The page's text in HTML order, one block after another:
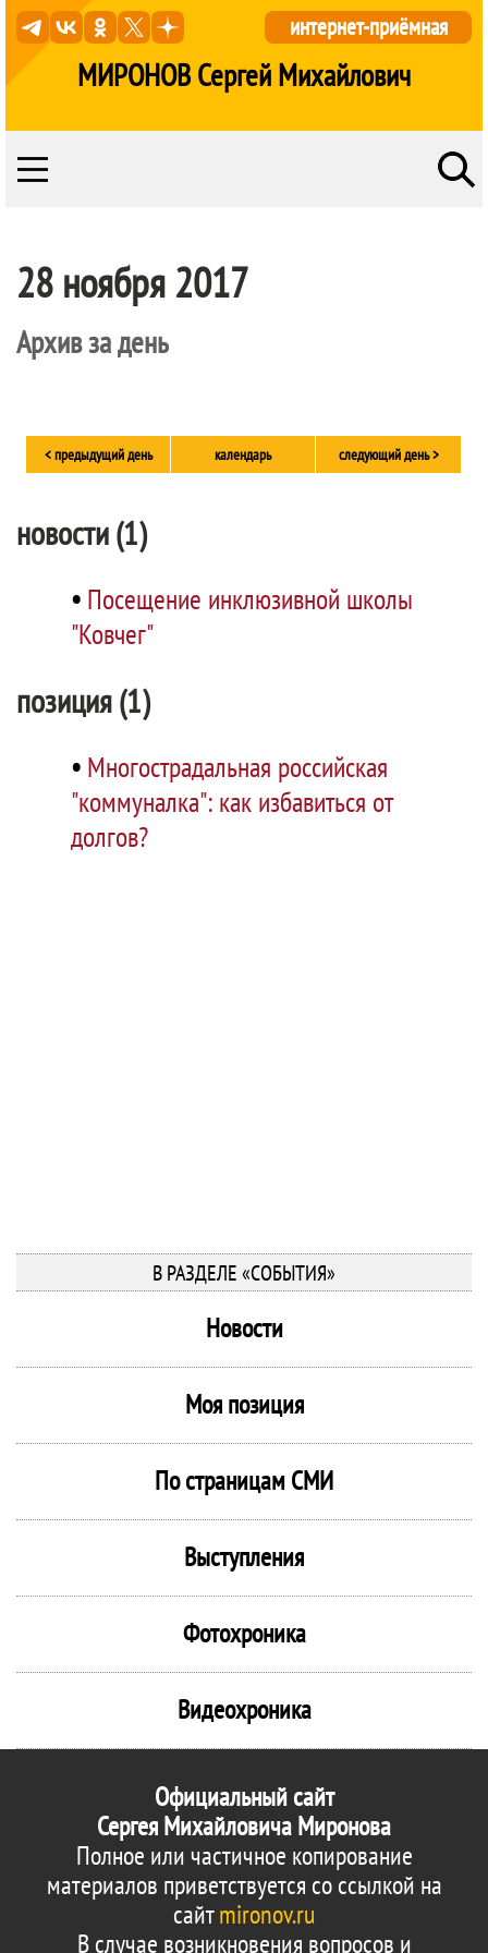
МИРОНОВ Сергей Михайлович
интернет-приёмная
28 ноября 2017
Архив за день
< предыдущий день календарь следующий день >
новости (1)
• Посещение инклюзивной школы
"Ковчег"
позиция (1)
• Многострадальная российская
"коммуналка": как избавиться от
долгов?
В РАЗДЕЛЕ «СОБЫТИЯ»
Новости
Моя позиция
По страницам СМИ
Выступления
Фотохроника
Видеохроника
Официальный сайт
Сергея Михайловича Миронова
Полное или частичное копирование
материалов приветствуется со ссылкой на
сайтmironov.ru
В случае возникновения вопросов и